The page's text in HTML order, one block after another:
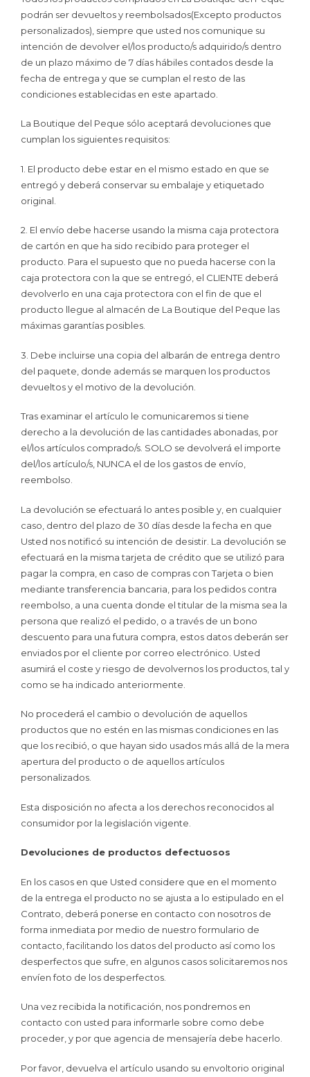
podrán ser devueltos y reembolsados(Excepto productos
personalizados), siempre que usted nos comunique su
intención de devolver el/los producto/s adquirido/s dentro
de un plazo máximo de 7 días hábiles contados desde la
fecha de entrega y que se cumplan el resto de las
condiciones establecidas en este apartado.
La Boutique del Peque sólo aceptará devoluciones que
cumplan los siguientes requisitos:
1. El producto debe estar en el mismo estado en que se
entregó y deberá conservar su embalaje y etiquetado
original.
2. El envío debe hacerse usando la misma caja protectora
de cartón en que ha sido recibido para proteger el
producto. Para el supuesto que no pueda hacerse con la
caja protectora con la que se entregó, el CLIENTE deberá
devolverlo en una caja protectora con el fin de que el
producto llegue al almacén de La Boutique del Peque las
máximas garantías posibles.
3. Debe incluirse una copia del albarán de entrega dentro
del paquete, donde además se marquen los productos
devueltos y el motivo de la devolución.
Tras examinar el artículo le comunicaremos si tiene
derecho a la devolución de las cantidades abonadas, por
el/los artículos comprado/s. SOLO se devolverá el importe
del/los artículo/s, NUNCA el de los gastos de envío,
reembolso.
La devolución se efectuará lo antes posible y, en cualquier
caso, dentro del plazo de 30 días desde la fecha en que
Usted nos notificó su intención de desistir. La devolución se
efectuará en la misma tarjeta de crédito que se utilizó para
pagar la compra, en caso de compras con Tarjeta o bien
mediante transferencia bancaria, para los pedidos contra
reembolso, a una cuenta donde el titular de la misma sea la
persona que realizó el pedido, o a través de un bono
descuento para una futura compra, estos datos deberán ser
enviados por el cliente por correo electrónico. Usted
asumirá el coste y riesgo de devolvernos los productos, tal y
como se ha indicado anteriormente.
No procederá el cambio o devolución de aquellos
productos que no estén en las mismas condiciones en las
que los recibió, o que hayan sido usados más allá de la mera
apertura del producto o de aquellos artículos
personalizados.
Esta disposición no afecta a los derechos reconocidos al
consumidor por la legislación vigente.
Devoluciones de productos defectuosos
En los casos en que Usted considere que en el momento
de la entrega el producto no se ajusta a lo estipulado en el
Contrato, deberá ponerse en contacto con nosotros de
forma inmediata por medio de nuestro formulario de
contacto, facilitando los datos del producto así como los
desperfectos que sufre, en algunos casos solicitaremos nos
envíen foto de los desperfectos.
Una vez recibida la notificación, nos pondremos en
contacto con usted para informarle sobre como debe
proceder, y por que agencia de mensajería debe hacerlo.
Por favor, devuelva el artículo usando su envoltorio original